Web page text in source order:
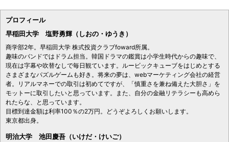
プロフィール
早稲田大学 塩野勇輝（しおの・ゆうき）
商学部2年。早稲田大学 株式投資クラブfoward所属。
趣味のバンドではドラム担当。韓国ドラマの鑑賞は小学生時代からの趣味で、
現在は字幕や吹替なしで毎日観ています。ルービックキューブをはじめとする
さまざまなパズルゲームも好き。将来の夢は、webマーケティング会社の経営
者。リアルマネーでの取引は初めてですが、「慎重さを兼ね備えた大胆さ」を
モットーに取引したいと思っています。また、自分の金融リテラシーも高めら
れたらな、と思っています。
目標到達金額は利率100％の2万円。どうぞよろしくお願いします。
東京都出身。
明治大学 池田慶吾（いけだ・けいご）